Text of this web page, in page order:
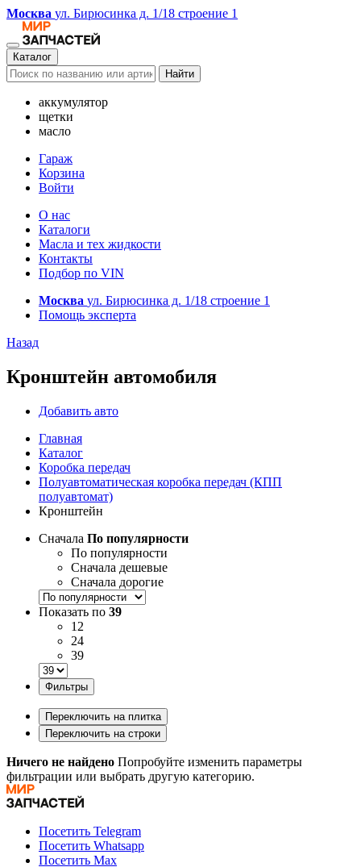
Москва ул. Бирюсинка д. 1/18 строение 1
Каталог
Найти
аккумулятор
щетки
масло
Гараж
Корзина
Войти
О нас
Каталоги
Масла и тех жидкости
Контакты
Подбор по VIN
Москва ул. Бирюсинка д. 1/18 строение 1
Помощь эксперта
Назад
Кронштейн автомобиля
Добавить авто
Главная
Каталог
Коробка передач
Полуавтоматическая коробка передач (КПП
полуавтомат)
Кронштейн
Сначала По популярности
По популярности
Сначала дешевые
Сначала дорогие
Показать по 39
12
24
39
Фильтры
Переключить на плитка
Переключить на строки
Ничего не найдено Попробуйте изменить параметры
фильтрации или выбрать другую категорию.
Посетить Telegram
Посетить Whatsapp
Посетить Max